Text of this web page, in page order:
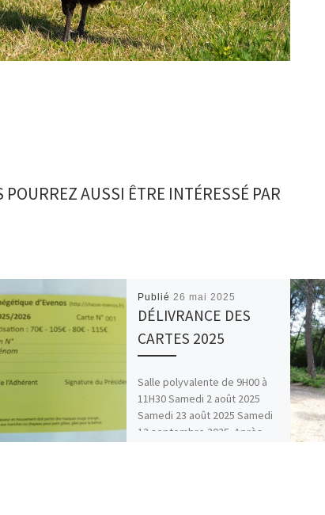
POURREZ AUSSI ÊTRE INTÉRESSÉ PAR
Publié26 mai 2025
DÉLIVRANCE DES
CARTES 2025
Salle polyvalente de 9H00 à
11H30 Samedi 2 août 2025
Samedi 23 août 2025 Samedi
13 septembre 2025. Après